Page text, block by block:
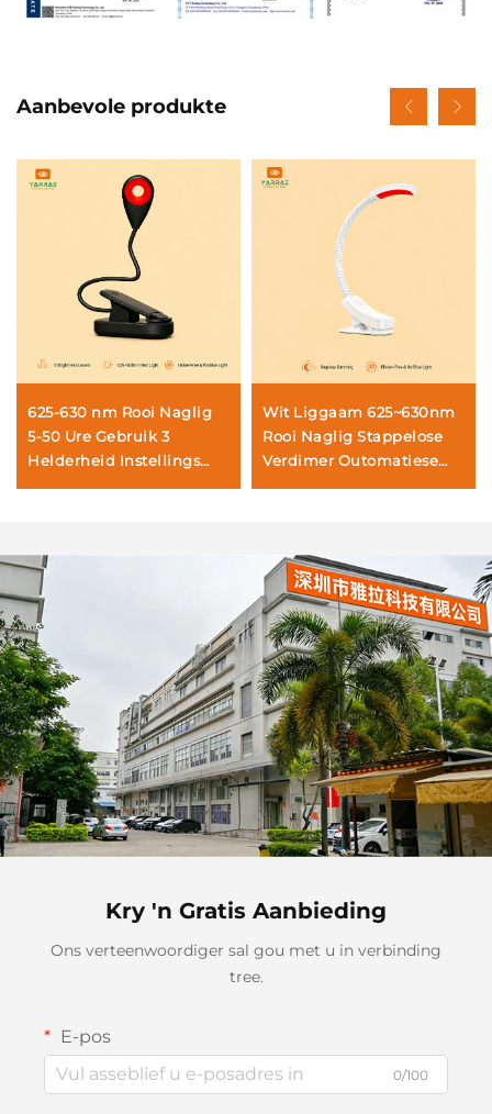
Aanbevole produkte
625-630 nm Rooi Naglig
5-50 Ure Gebruik 3
Helderheid Instellings
Swart Liggaam Vinnige 1-
Wit Liggaam 625~630nm
Rooi Naglig Stappelose
Verdimer Outomatiese
Helderkheid Geheue
Laai
Kry 'n Gratis Aanbieding
Ons verteenwoordiger sal gou met u in verbinding
tree.
E-pos
0/100